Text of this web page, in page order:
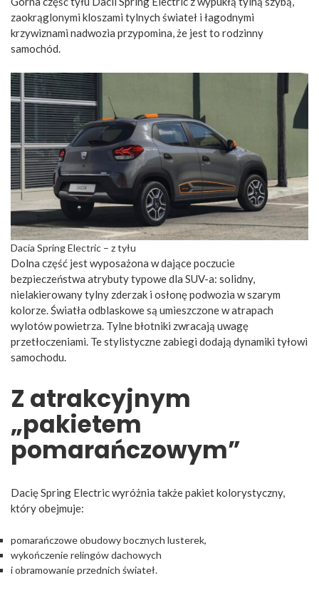
zaokrąglonymi kloszami tylnych świateł i łagodnymi
krzywiznami nadwozia przypomina, że jest to rodzinny
samochód.
Dacia Spring Electric – z tyłu
Dolna część jest wyposażona w dające poczucie
bezpieczeństwa atrybuty typowe dla SUV-a: solidny,
nielakierowany tylny zderzak i osłonę podwozia w szarym
kolorze. Światła odblaskowe są umieszczone w atrapach
wylotów powietrza. Tylne błotniki zwracają uwagę
przetłoczeniami. Te stylistyczne zabiegi dodają dynamiki tyłowi
samochodu.
Z atrakcyjnym
„pakietem
pomarańczowym”
Dacię Spring Electric wyróżnia także pakiet kolorystyczny,
który obejmuje:
pomarańczowe obudowy bocznych lusterek,
wykończenie relingów dachowych
i obramowanie przednich świateł.